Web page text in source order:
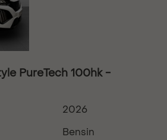
PureTech 100hk -
2026
Bensin